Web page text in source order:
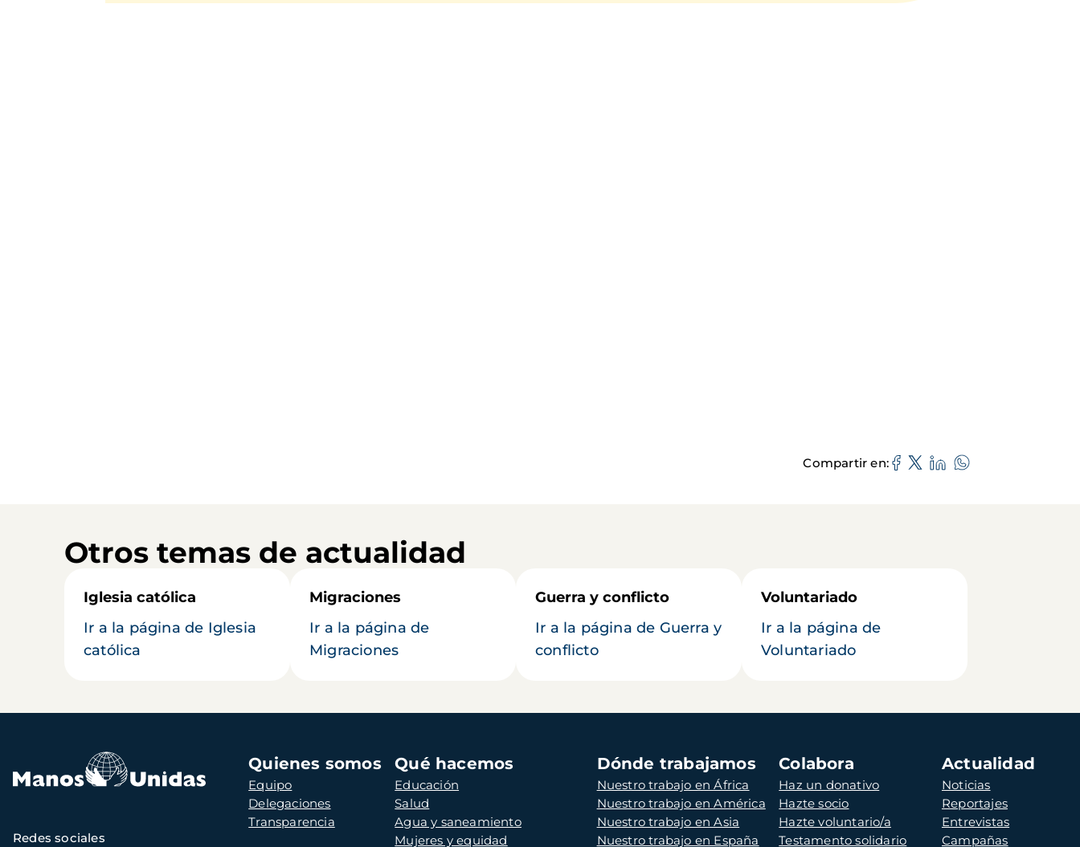
Compartir en
Otros temas de actualidad
Iglesia católica
Ir a la página de Iglesia
católica
Migraciones
Ir a la página de
Migraciones
Guerra y conflicto
Ir a la página de Guerra y
conflicto
Voluntariado
Ir a la página de
Voluntariado
Navegación
principal
Quienes somos
Equipo
Delegaciones
Transparencia
Qué hacemos
Educación
Salud
Agua y saneamiento
Mujeres y equidad
Dónde trabajamos
Nuestro trabajo en África
Nuestro trabajo en América
Nuestro trabajo en Asia
Nuestro trabajo en España
Colabora
Haz un donativo
Hazte socio
Hazte voluntario/a
Testamento solidario
Actualidad
Noticias
Reportajes
Entrevistas
Campañas
Redes sociales